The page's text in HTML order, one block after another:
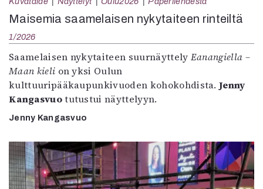
Maisemia saamelaisen nykytaiteen rinteiltä
1/2026
Saamelaisen nykytaiteen suurnäyttely Eanangiella –
Maan kieli on yksi Oulun
kulttuuripääkaupunkivuoden kohokohdista.Jenny
Kangasvuotutustui näyttelyyn.
Jenny Kangasvuo